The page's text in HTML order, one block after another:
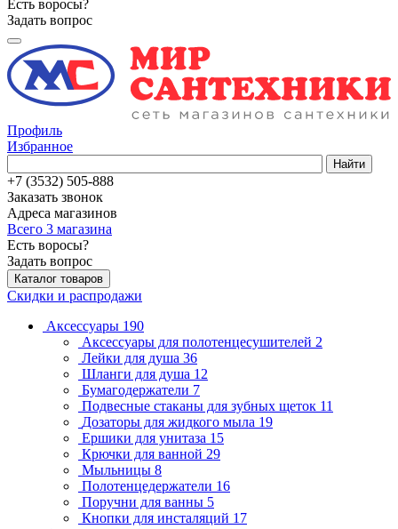
Есть воросы?
Задать вопрос
Профиль
Избранное
Найти
+7 (3532) 505-888
Заказать звонок
Адреса магазинов
Всего 3 магазина
Есть воросы?
Задать вопрос
Каталог товаров
Скидки и распродажи
Аксессуары 190
Аксессуары для полотенцесушителей 2
Лейки для душа 36
Шланги для душа 12
Бумагодержатели 7
Подвесные стаканы для зубных щеток 11
Дозаторы для жидкого мыла 19
Ершики для унитаза 15
Крючки для ванной 29
Мыльницы 8
Полотенцедержатели 16
Поручни для ванны 5
Кнопки для инсталяций 17